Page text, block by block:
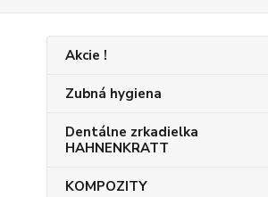
Akcie !
Zubná hygiena
Dentálne zrkadielka
HAHNENKRATT
KOMPOZITY